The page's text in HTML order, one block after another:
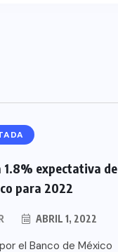
expectativa de
para 2022
ABRIL 1, 2022
el Banco de México